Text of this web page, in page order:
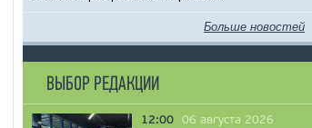
Больше новостей
ВЫБОР РЕДАКЦИИ
12:00 06 августа 2026